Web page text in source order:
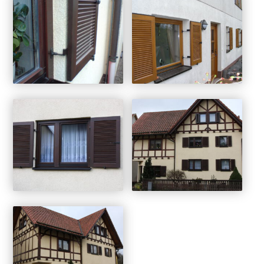
Kirchenrestauration
Restaurierungen
Treppen
Tapetentüren
Tore
Klappläden
Schnitzereien